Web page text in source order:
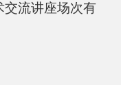
交流讲座场次有